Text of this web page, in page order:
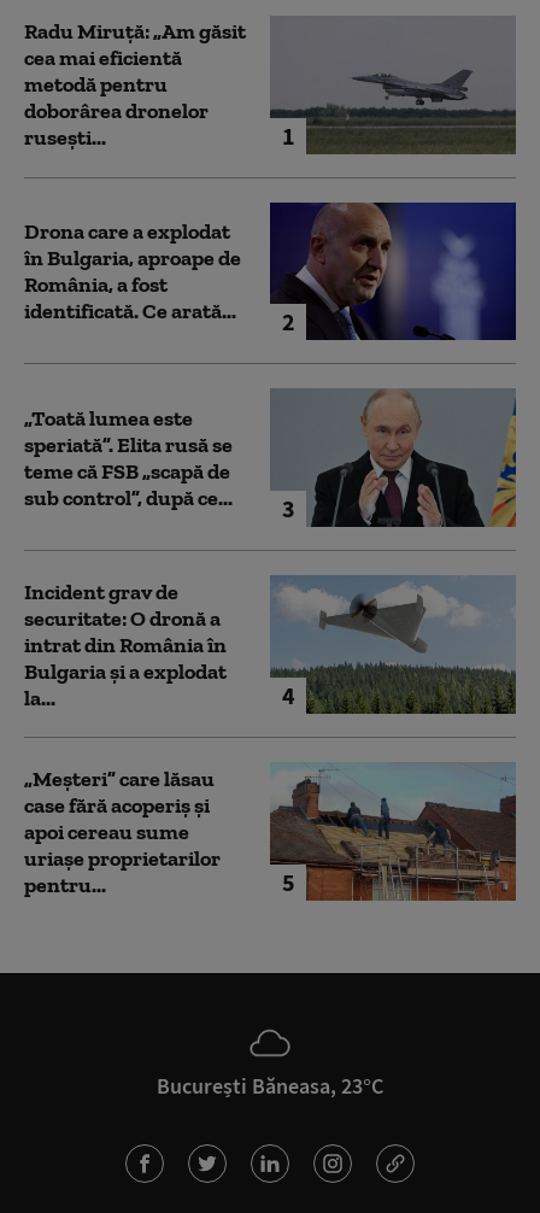
1
Radu Miruță: „Am găsit
cea mai eficientă
metodă pentru
doborârea dronelor
rusești...
2
Drona care a explodat
în Bulgaria, aproape de
România, a fost
identificată. Ce arată...
3
„Toată lumea este
speriată”. Elita rusă se
teme că FSB „scapă de
sub control”, după ce...
4
Incident grav de
securitate: O dronă a
intrat din România în
Bulgaria şi a explodat
la...
5
„Meșteri” care lăsau
case fără acoperiș și
apoi cereau sume
uriașe proprietarilor
pentru...
București Băneasa, 23°C